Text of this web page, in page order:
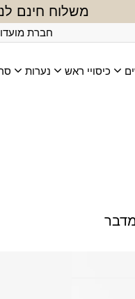
משלוח חינם
חברת
כיסויי ראש נערות